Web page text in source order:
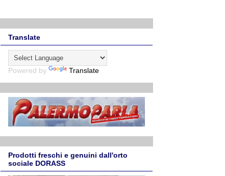
Translate
Powered by Translate
Prodotti freschi e genuini dall'orto
sociale DORASS